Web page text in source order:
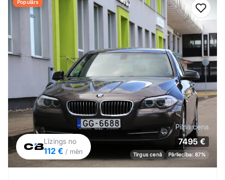
Populārs
Līzings no
112 € / mēn
Pilna cena
7495 €
Tirgus cenā Pārliecība: 87%